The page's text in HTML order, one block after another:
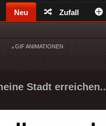
Neu Zufall
GIF ANIMATIONEN
Stadt erreichen..